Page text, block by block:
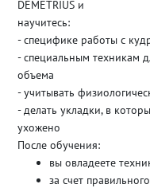
DEMETRIUS и
научитесь:
- специфике работы с
- специальным техникам
объема
- учитывать
- делать укладки, в
ухожено
После обучения:
вы овладеете
за счет